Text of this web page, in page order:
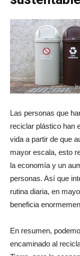
Las personas que
reciclar plástico han
vida a partir de que
mayor escala, esto
la economía y un
personas. Así que
rutina diaria, en
beneficia
En resumen,
encaminado al